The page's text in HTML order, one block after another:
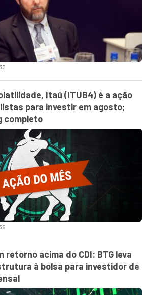
Itaú (ITUB4) é a ação
para investir em agosto;
completo
retorno acima do CDI: BTG leva
à bolsa para investidor de